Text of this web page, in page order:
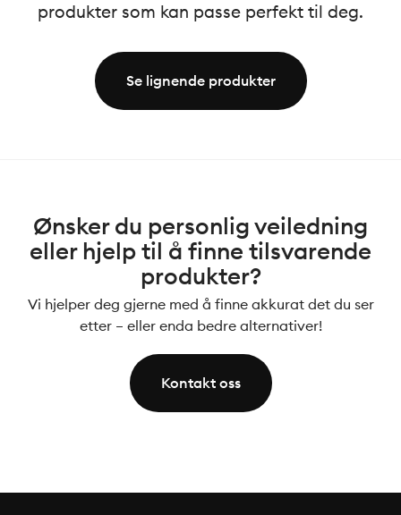
produkter som kan passe perfekt til deg.
Se lignende produkter
Ønsker du personlig veiledning
eller hjelp til å finne tilsvarende
produkter?
Vi hjelper deg gjerne med å finne akkurat det du ser
etter – eller enda bedre alternativer!
Kontakt oss